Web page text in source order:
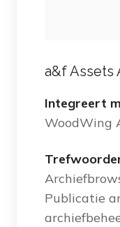
a&f Assets
Integreert
WoodWing
Publicatie